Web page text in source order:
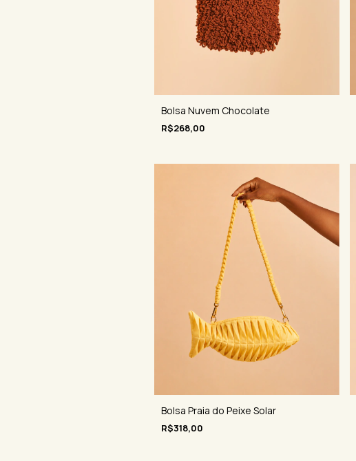
Bolsa Nuvem Chocolate
R$268,00
Bolsa Praia do Peixe Solar
R$318,00